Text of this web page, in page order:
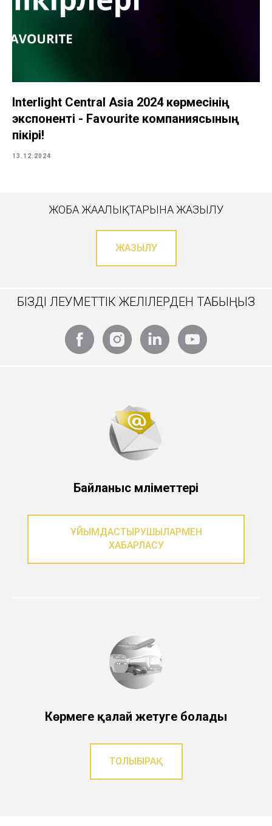
Interlight Central Asia 2024 көрмесінің
экспоненті - Favourite компаниясының
пікірі!
13.12.2024
ЖОБА ЖАҢАЛЫҚТАРЫНА ЖАЗЫЛУ
ЖАЗЫЛУ
БІЗДІ ӘЛЕУМЕТТІК ЖЕЛІЛЕРДЕН ТАБЫҢЫЗ
Байланыс мәліметтері
ҰЙЫМДАСТЫРУШЫЛАРМЕН
ХАБАРЛАСУ
Көрмеге қалай жетуге болады
ТОЛЫҒЫРАҚ